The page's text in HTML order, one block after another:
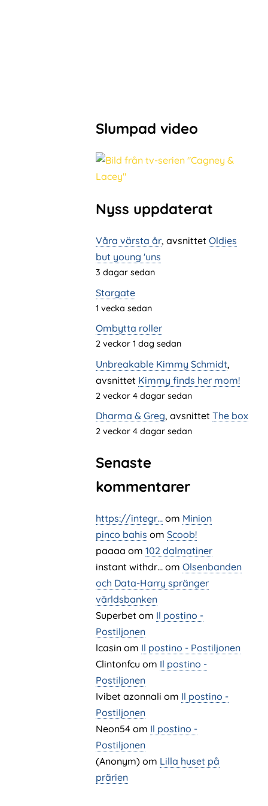
Slumpad video
Nyss uppdaterat
Våra värsta år, avsnittet Oldies
but young 'uns
3 dagar sedan
Stargate
1 vecka sedan
Ombytta roller
2 veckor 1 dag sedan
Unbreakable Kimmy Schmidt,
avsnittet Kimmy finds her mom!
2 veckor 4 dagar sedan
Dharma & Greg, avsnittet The box
2 veckor 4 dagar sedan
Senaste
kommentarer
https://integr… om Minion
pinco bahis om Scoob!
paaaa om 102 dalmatiner
instant withdr… om Olsenbanden
och Data-Harry spränger
världsbanken
Superbet om Il postino -
Postiljonen
lcasin om Il postino - Postiljonen
Clintonfcu om Il postino -
Postiljonen
Ivibet azonnali om Il postino -
Postiljonen
Neon54 om Il postino -
Postiljonen
(Anonym) om Lilla huset på
prärien